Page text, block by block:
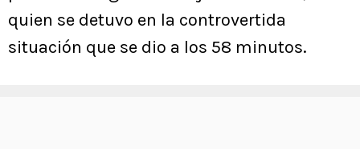
quien se detuvo en la controvertida
situación que se dio a los 58 minutos.